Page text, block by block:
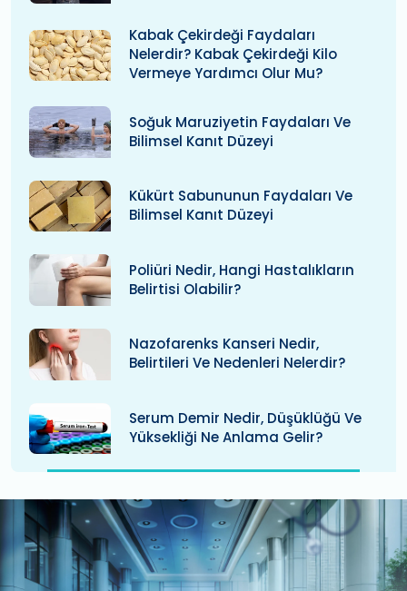
Kabak Çekirdeği Faydaları
Nelerdir? Kabak Çekirdeği Kilo
Vermeye Yardımcı Olur Mu?
Soğuk Maruziyetin Faydaları Ve
Bilimsel Kanıt Düzeyi
Kükürt Sabununun Faydaları Ve
Bilimsel Kanıt Düzeyi
Poliüri Nedir, Hangi Hastalıkların
Belirtisi Olabilir?
Nazofarenks Kanseri Nedir,
Belirtileri Ve Nedenleri Nelerdir?
Serum Demir Nedir, Düşüklüğü Ve
Yüksekliği Ne Anlama Gelir?